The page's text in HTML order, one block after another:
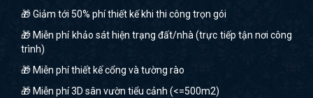
🎁 Giảm tới 50% phí thiết kế khi thi công trọn gói
🎁 Miễn phí khảo sát hiện trạng đất/nhà (trực tiếp tận nơi công
trình)
🎁 Miễn phí thiết kế cổng và tường rào
🎁 Miễn phí 3D sân vườn tiểu cảnh (<=500m2)